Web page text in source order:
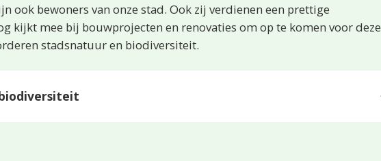
ook bewoners van onze stad. Ook zij verdienen een prettige
kijkt mee bij bouwprojecten en renovaties om op te komen voor deze
stadsnatuur en biodiversiteit.